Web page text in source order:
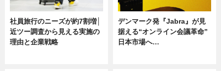
社員旅行のニーズが約7割増│
近ツー調査から見える実施の
理由と企業戦略
デンマーク発『Jabra』が見
据える“オンライン会議革命”
日本市場へ…